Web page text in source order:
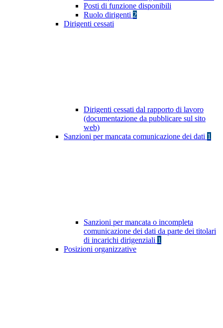
Posti di funzione disponibili
Ruolo dirigenti 2
Dirigenti cessati
Dirigenti cessati dal rapporto di lavoro
(documentazione da pubblicare sul sito
web)
Sanzioni per mancata comunicazione dei dati 1
Sanzioni per mancata o incompleta
comunicazione dei dati da parte dei titolari
di incarichi dirigenziali 1
Posizioni organizzative